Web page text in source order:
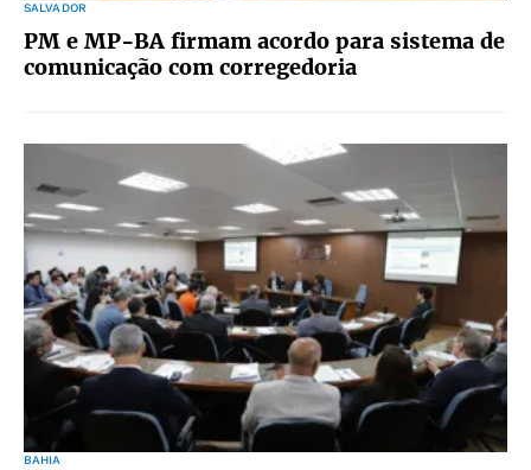
SALVADOR
PM e MP-BA firmam acordo para sistema de
comunicação com corregedoria
BAHIA